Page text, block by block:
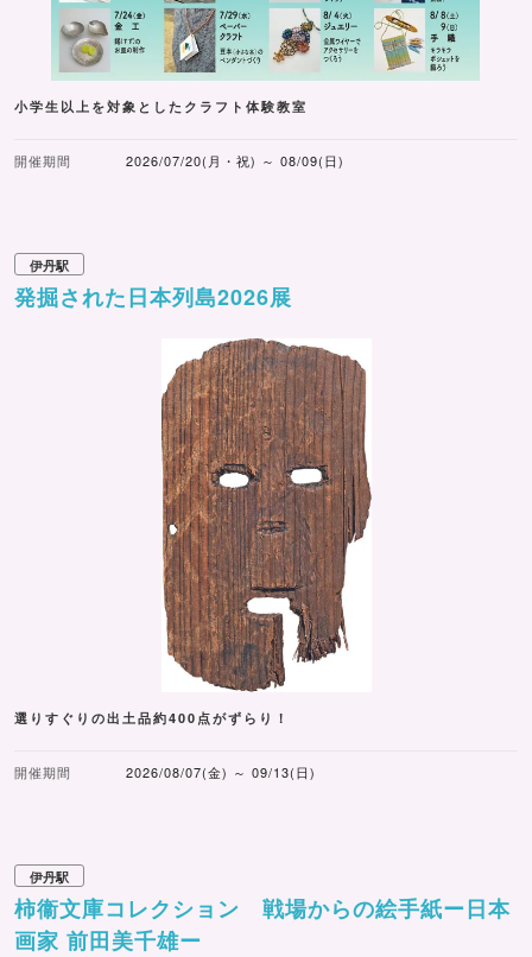
小学生以上を対象としたクラフト体験教室
開催期間 2026/07/20(月・祝) ～ 08/09(日)
伊丹駅
発掘された日本列島2026展
選りすぐりの出土品約400点がずらり！
開催期間 2026/08/07(金) ～ 09/13(日)
伊丹駅
柿衞文庫コレクション 戦場からの絵手紙ー日本
画家 前田美千雄ー